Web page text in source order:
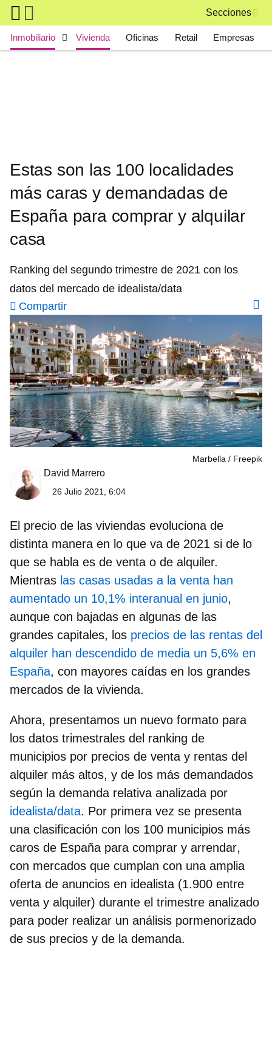
Skip to main content
Secciones
Main navigation
Inmobiliario Vivienda Oficinas Retail Empresas
Estas son las 100 localidades
más caras y demandadas de
España para comprar y alquilar
casa
Ranking del segundo trimestre de 2021 con los
datos del mercado de idealista/data
Compartir
Marbella Freepik
David Marrero
26 Julio 2021, 6:04
El precio de las viviendas evoluciona de
distinta manera en lo que va de 2021 si de lo
que se habla es de venta o de alquiler.
Mientras las casas usadas a la venta han
aumentado un 10,1% interanual en junio,
aunque con bajadas en algunas de las
grandes capitales, los precios de las rentas del
alquiler han descendido de media un 5,6% en
España, con mayores caídas en los grandes
mercados de la vivienda.
Ahora, presentamos un nuevo formato para
los datos trimestrales del ranking de
municipios por precios de venta y rentas del
alquiler más altos, y de los más demandados
según la demanda relativa analizada por
idealista/data. Por primera vez se presenta
una clasificación con los 100 municipios más
caros de España para comprar y arrendar,
con mercados que cumplan con una amplia
oferta de anuncios en idealista (1.900 entre
venta y alquiler) durante el trimestre analizado
para poder realizar un análisis pormenorizado
de sus precios y de la demanda.